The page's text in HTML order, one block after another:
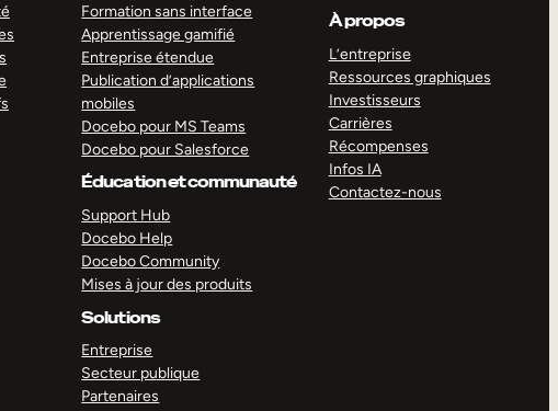
Formation sans interface
Apprentissage gamifié
Entreprise étendue
Publication d’applications
mobiles
Docebo pour MS Teams
Docebo pour Salesforce
Éducation et communauté
Support Hub
Docebo Help
Docebo Community
Mises à jour des produits
Solutions
Entreprise
Secteur publique
Partenaires
À propos
L’entreprise
Ressources graphiques
Investisseurs
Carrières
Récompenses
Infos IA
Contactez-nous